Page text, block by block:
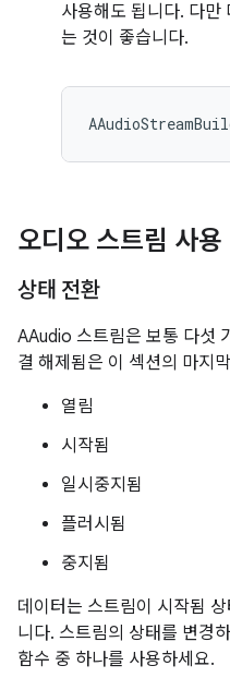
사용해도 됩니다. 다만
는 것이 좋습니다.
오디오 스트림 사용
상태 전환
AAudio 스트림은 보통 다섯
결 해제됨은 이 섹션의 마지
열림
시작됨
일시중지됨
플러시됨
중지됨
데이터는 스트림이 시작됨
니다. 스트림의 상태를 변경
함수 중 하나를 사용하세요.